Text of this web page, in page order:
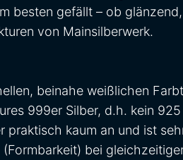
besten gefällt – ob
von Mainsilberwerk.
beinahe weißlichen
999er Silber, d.h. kein
praktisch kaum an und ist
bei